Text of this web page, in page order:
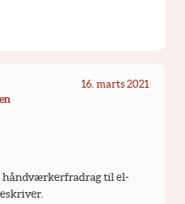
16. marts 2021
til el-